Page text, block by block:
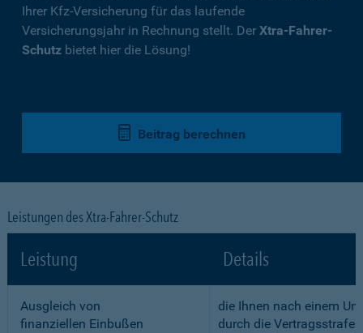
Ihrer Kfz-Versicherung für das laufende
Versicherungsjahr in Rechnung stellt. Der Xtra-Fahrer-
Schutz bietet hier die Lösung!
Beitrag berechnen
Leistungen des Xtra-Fahrer-Schutz
Leistung Details
Ausgleich von
finanziellen Einbußen
die Ihnen nach einem
durch die Vertragsstrafe